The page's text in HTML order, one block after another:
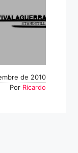
de 2010
Por Ricardo